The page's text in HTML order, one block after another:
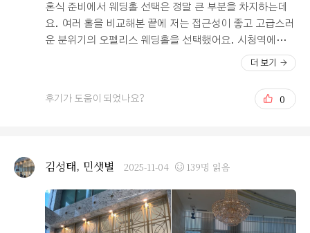
요. 케이크종류도 진짜 다 맛있었습니다!! 또 가서 먹는다
면 집중 공략할거에요ㅎㅎ
혼식 준비에서 웨딩홀 선택은 정말 큰 부분을 차지하는데
요. 여러 홀을 비교해본 끝에 저는 접근성이 좋고 고급스러
운 분위기의 오펠리스 웨딩홀을 선택했어요. 시청역에서
리모델링이 완료된 오펠리스는 고급스러운 조명과 대리석
바닥, 샹들리에가 어우러져 한층 세련된 느낌이었어요. 버
진로드 조명 조절이 가능해서 실제 예식 때 은은한 연출도
다. 시식은 결혼식 약 한 달 반 전에 진행됐어요. 신랑신부
포함 총 여섯 명까지 무료 시식이 가능해 가족들과 함께 다
녀왔답니다. 전용 뷔페홀에서 진행됐는데, 깔끔한 테이블
세팅과 조용한 분위기가 인상적이었어요. 직원분이 메뉴와
더 보기
후기가 도움이 되었나요? 0
김성태, 민샛별 2025-11-04 139명 읽음